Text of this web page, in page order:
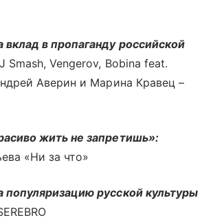
в пропаганду российской
Smash, Vengerov, Bobina feat.
Аверин и Марина Кравец –
жить не запретишь»:
«Ни за что»
русской культуры